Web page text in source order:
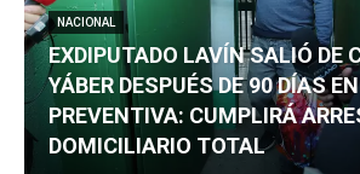
NACIONAL
EXDIPUTADO LAVÍN SALIÓ DE
YÁBER DESPUÉS DE 90 DÍAS
PREVENTIVA: CUMPLIRÁ
DOMICILIARIO TOTAL